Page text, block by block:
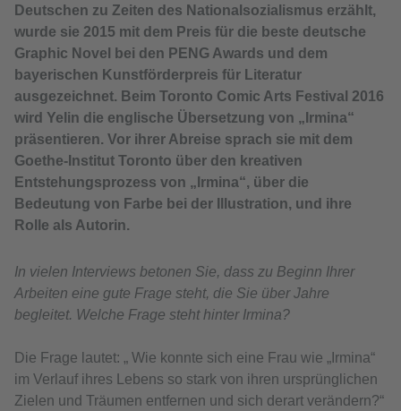
Deutschen zu Zeiten des Nationalsozialismus erzählt,
wurde sie 2015 mit dem Preis für die beste deutsche
Graphic Novel bei den PENG Awards und dem
bayerischen Kunstförderpreis für Literatur
ausgezeichnet. Beim Toronto Comic Arts Festival 2016
wird Yelin die englische Übersetzung von „Irmina“
präsentieren. Vor ihrer Abreise sprach sie mit dem
Goethe-Institut Toronto über den kreativen
Entstehungsprozess von „Irmina“, über die
Bedeutung von Farbe bei der Illustration, und ihre
Rolle als Autorin.
In vielen Interviews betonen Sie, dass zu Beginn Ihrer
Arbeiten eine gute Frage steht, die Sie über Jahre
begleitet. Welche Frage steht hinter Irmina?
Die Frage lautet: „ Wie konnte sich eine Frau wie „Irmina“
im Verlauf ihres Lebens so stark von ihren ursprünglichen
Zielen und Träumen entfernen und sich derart verändern?“